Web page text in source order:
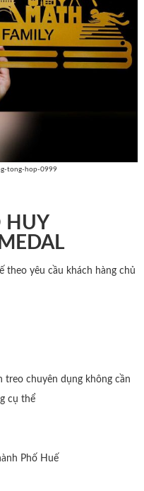
tong-hop-0999
HUY
theo yêu cầu khách hàng chủ
chuyên dụng không cần
cụ thể
Phố Huế